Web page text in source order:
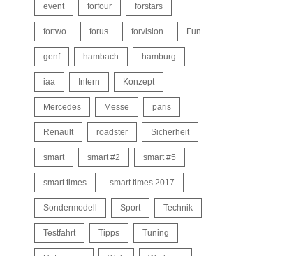
event forfour forstars
fortwo forus forvision Fun
genf hambach hamburg
iaa Intern Konzept
Mercedes Messe paris
Renault roadster Sicherheit
smart smart #2 smart #5
smart times smart times 2017
Sondermodell Sport Technik
Testfahrt Tipps Tuning